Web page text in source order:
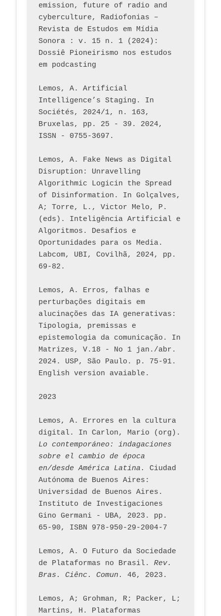
emission, future of radio and
cyberculture, Radiofonias –
Revista de Estudos em Mídia
Sonora : v. 15 n. 1 (2024):
Dossiê Pioneirismo nos estudos
em podcasting
Lemos, A. Artificial
Intelligence’s Staging. In
Sociétés, 2024/1, n. 163,
Bruxelas, pp. 25 - 39. 2024,
ISSN - 0755-3697.
Lemos, A. Fake News as Digital
Disruption: Unravelling
Algorithmic Logicin the Spread
of Disinformation. In Golçalves,
A; Torre, L., Victor Melo, P.
(eds). Inteligência Artificial e
Algoritmos. Desafios e
Oportunidades para os Media.
Labcom, UBI, Covilhã, 2024, pp.
69-82.
Lemos, A. Erros, falhas e
perturbações digitais em
alucinações das IA generativas:
Tipologia, premissas e
epistemologia da comunicação. In
Matrizes, V.18 - No 1 jan./abr.
2024. USP, São Paulo. p. 75-91.
English version avaiable.
2023
Lemos, A. Errores en la cultura
Lo contemporáneo: indagaciones
sobre el cambio de época
en/desde América Latina.
Ciudad
Autónoma de Buenos Aires:
Universidad de Buenos Aires.
Instituto de Investigaciones
Gino Germani - UBA, 2023. pp.
65-90, ISBN 978-950-29-2004-7
Lemos, A. O Futuro da Sociedade
de Plataformas no Brasil. Rev.
Bras. Ciênc. Comun.
Lemos, A; Grohman, R; Packer, L;
Martins, H. Plataformas